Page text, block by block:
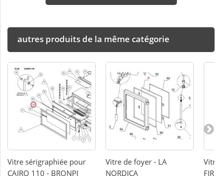
autres produits de la même catégorie
Vitre sérigraphiée pour
CAIRO 110 - BRONPI
Vitre de foyer - LA
NORDICA
Vitre